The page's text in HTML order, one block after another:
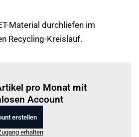
Material durchliefen im
Recycling-Kreislauf.
pro Monat mit
Account
erstellen
erhalten